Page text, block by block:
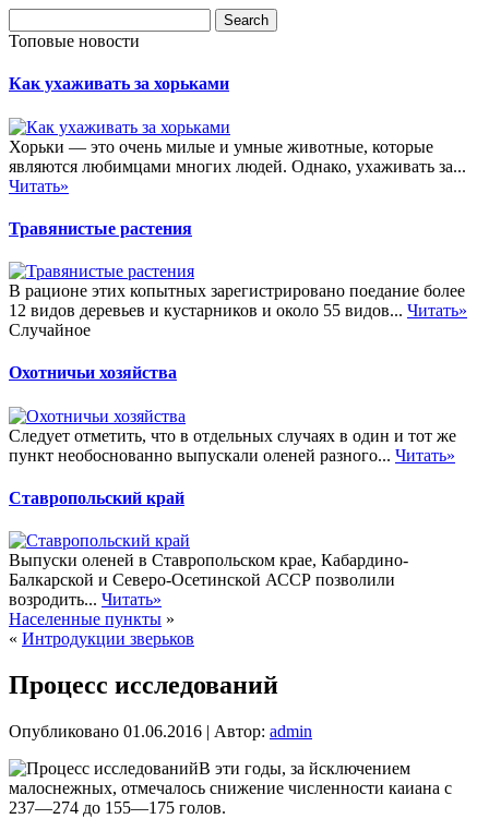
Топовые новости
Как ухаживать за хорьками
Хорьки — это очень милые и умные животные, которые
являются любимцами многих людей. Однако, ухаживать за...
Читать»
Травянистые растения
В рационе этих копытных зарегистрировано поедание более
12 видов деревьев и кустарников и около 55 видов... Читать»
Случайное
Охотничьи хозяйства
Следует отметить, что в отдельных случаях в один и тот же
пункт необоснованно выпускали оленей разного... Читать»
Ставропольский край
Выпуски оленей в Ставропольском крае, Кабардино-
Балкарской и Северо-Осетинской АССР позволили
возродить... Читать»
Населенные пункты »
« Интродукции зверьков
Процесс исследований
Опубликовано 01.06.2016 | Автор: admin
В эти годы, за йсключением
малоснежных, отмечалось снижение численности каиана с
237—274 до 155—175 голов.